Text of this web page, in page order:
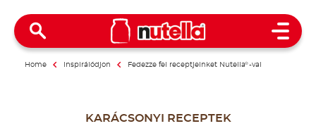
Open
Home Inspirálódjon Fedezze fel receptjeinket Nutella®-val
KARÁCSONYI RECEPTEK